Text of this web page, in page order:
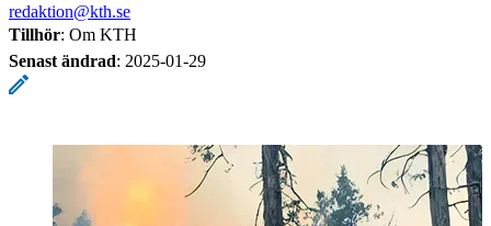
redaktion@kth.se
Tillhör: Om KTH
Senast ändrad: 2025-01-29